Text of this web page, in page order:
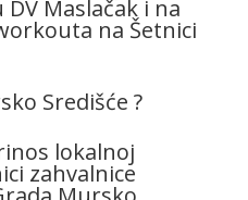
Maslačak i na
na Šetnici
Središće ?
lokalnoj
zahvalnice